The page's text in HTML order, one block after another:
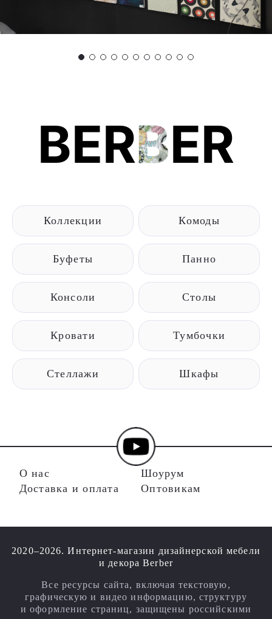
BERBER
Коллекции Комоды
Буфеты Панно
Консоли Столы
Кровати Тумбочки
Стеллажи Шкафы
О нас
Доставка и оплата
Шоурум
Оптовикам
2020–2026. Интернет-магазин дизайнерской мебели
и декора Berber
Все ресурсы сайта, включая текстовую,
графическую и видео информацию, структуру
и оформление страниц, защищены российскими